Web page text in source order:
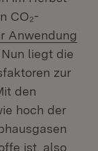
neuem
CO₂-
Anwendung
liegt die
zur
den
hoch der
ist, also